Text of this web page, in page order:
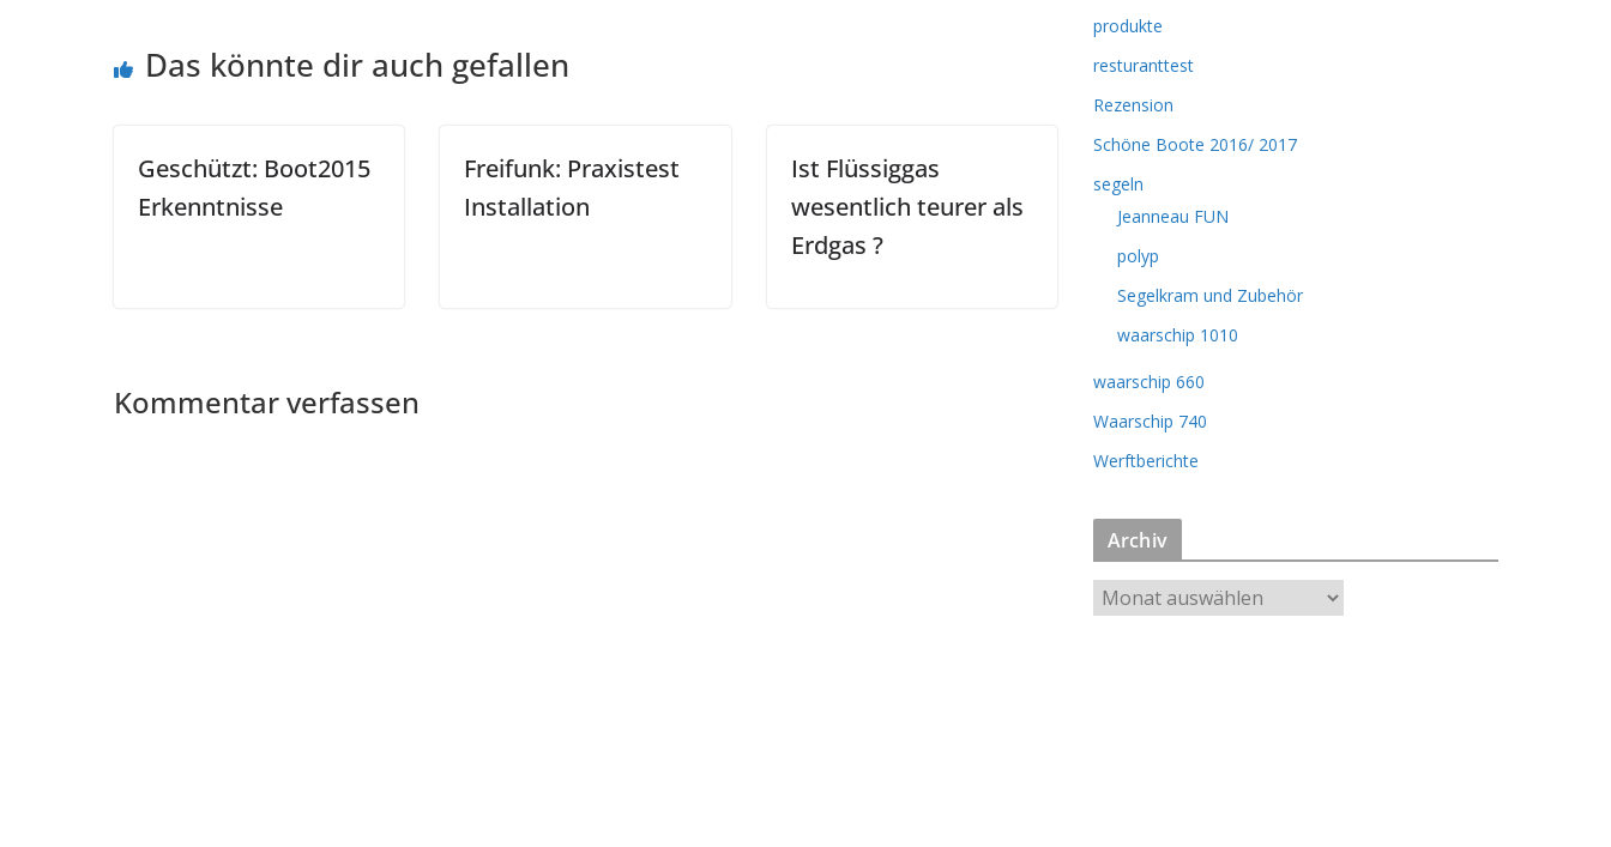
Das könnte dir auch gefallen
Geschützt: Boot2015
Erkenntnisse
Freifunk: Praxistest
Installation
Ist Flüssiggas
wesentlich teurer als
Erdgas ?
Kommentar verfassen
produkte
resturanttest
Rezension
Schöne Boote 2016/ 2017
segeln
Jeanneau FUN
polyp
Segelkram und Zubehör
waarschip 1010
waarschip 660
Waarschip 740
Werftberichte
Archiv
r